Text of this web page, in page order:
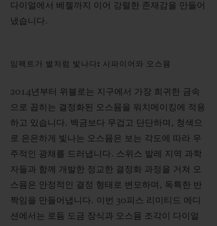
다이얼에서 베젤까지 이어 강렬한 존재감을 만들어
냈습니다.
임팩트가 별처럼 빛나다: 사파이어와 오스뮴
2014년부터 위블로는 지구에서 가장 희귀한 금속
으로 꼽히는 결정화된 오스뮴을 워치메이킹에 적용
하고 있습니다. 백금보다 무겁고 단단하며, 청색으
로 은은하게 빛나는 오스뮴은 보는 각도에 따라 우
주적인 광채를 드러냅니다. 스위스 발레 지역 과학
자들과 함께 개발한 정교한 결정화 과정을 거쳐 오
스뮴은 안정적인 결정 형태로 변모하며, 독특한 반
짝임을 만들어냅니다. 이번 30피스 리미티드 에디
션에서는 로듐 도금 장식과 오스뮴 조각이 다이얼